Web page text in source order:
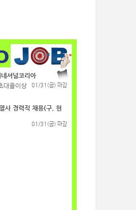
셔널코리아
대졸이상
01/31(금) 마감
사 경력직 채용(구, 현
01/31(금) 마감